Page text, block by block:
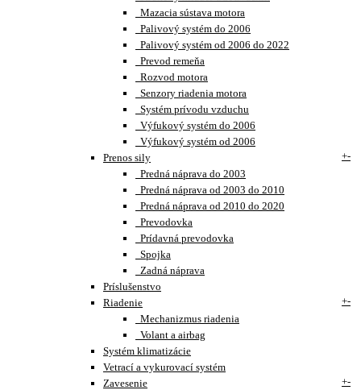
Mazacia sústava motora
Palivový systém do 2006
Palivový systém od 2006 do 2022
Prevod remeňa
Rozvod motora
Senzory riadenia motora
Systém prívodu vzduchu
Výfukový systém do 2006
Výfukový systém od 2006
Prenos sily
+-
Predná náprava do 2003
Predná náprava od 2003 do 2010
Predná náprava od 2010 do 2020
Prevodovka
Prídavná prevodovka
Spojka
Zadná náprava
Príslušenstvo
Riadenie
+-
Mechanizmus riadenia
Volant a airbag
Systém klimatizácie
Vetrací a vykurovací systém
Zavesenie
+-